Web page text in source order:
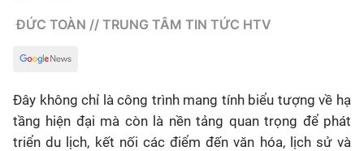
ĐỨC TOÀN // TRUNG TÂM TIN TỨC HTV
Đây không chỉ là công trình mang tính biểu tượng về hạ
tầng hiện đại mà còn là nền tảng quan trọng để phát
triển du lịch, kết nối các điểm đến văn hóa, lịch sử và